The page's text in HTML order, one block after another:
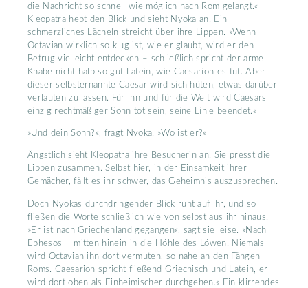
die Nachricht so schnell wie möglich nach Rom gelangt.«
Kleopatra hebt den Blick und sieht Nyoka an. Ein
schmerzliches Lächeln streicht über ihre Lippen. »Wenn
Octavian wirklich so klug ist, wie er glaubt, wird er den
Betrug vielleicht entdecken – schließlich spricht der arme
Knabe nicht halb so gut Latein, wie Caesarion es tut. Aber
dieser selbsternannte Caesar wird sich hüten, etwas darüber
verlauten zu lassen. Für ihn und für die Welt wird Caesars
einzig rechtmäßiger Sohn tot sein, seine Linie beendet.«
»Und dein Sohn?«, fragt Nyoka. »Wo ist er?«
Ängstlich sieht Kleopatra ihre Besucherin an. Sie presst die
Lippen zusammen. Selbst hier, in der Einsamkeit ihrer
Gemächer, fällt es ihr schwer, das Geheimnis auszusprechen.
Doch Nyokas durchdringender Blick ruht auf ihr, und so
fließen die Worte schließlich wie von selbst aus ihr hinaus.
»Er ist nach Griechenland gegangen«, sagt sie leise. »Nach
Ephesos – mitten hinein in die Höhle des Löwen. Niemals
wird Octavian ihn dort vermuten, so nahe an den Fängen
Roms. Caesarion spricht fließend Griechisch und Latein, er
wird dort oben als Einheimischer durchgehen.« Ein klirrendes